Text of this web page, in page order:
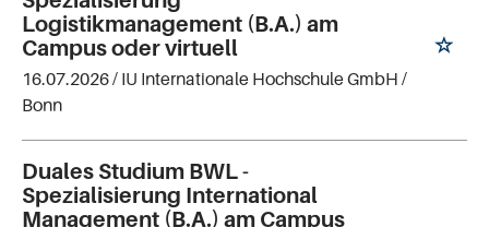
Logistikmanagement (B.A.) am
Campus oder virtuell
16.07.2026 / IU Internationale Hochschule GmbH /
Bonn
Duales Studium BWL -
Spezialisierung International
Management (B.A.) am Campus